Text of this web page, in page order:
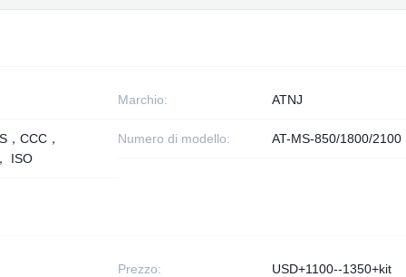
Marchio: ATNJ
，CCC，
ISO
Numero di modello: AT-MS-850/1800/2100
Prezzo: USD+1100--1350+kit